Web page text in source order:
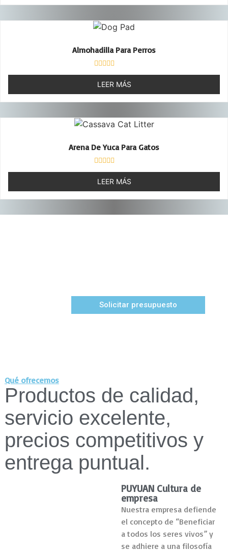
5
Almohadilla Para Perros
Valorado
con
de
5
LEER MÁS
Arena De Yuca Para Gatos
Valorado
con
de
5
LEER MÁS
Solicitar presupuesto
Qué ofrecemos
Productos de calidad,
servicio excelente,
precios competitivos y
entrega puntual.
PUYUAN Cultura de
empresa
Nuestra empresa defiende
el concepto de “Beneficiar
a todos los seres vivos” y
se adhiere a una filosofía